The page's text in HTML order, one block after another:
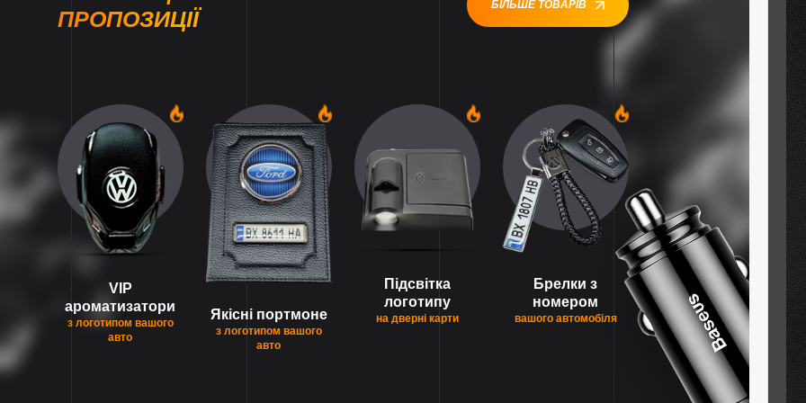
ПРОПОЗИЦІЇ
БІЛЬШЕ ТОВАРІВ
VIP
ароматизатори
з логотипом вашого
авто
Якісні портмоне
з логотипом вашого
авто
Підсвітка
логотипу
на дверні карти
Брелки з
номером
вашого автомобіля